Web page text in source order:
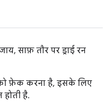
साफ़ तौर पर ड्राई रन
फ़ेक करना है, इसके लिए
है.